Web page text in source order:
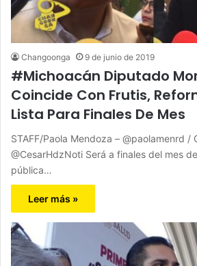
Changoonga 9 de junio de 2019
#Michoacán Diputado
Coincide Con Frutis,
Lista Para Finales De Mes
STAFF/Paola Mendoza – @paolamenrd /
@CesarHdzNoti Será a finales del mes
pública…
Leer más »